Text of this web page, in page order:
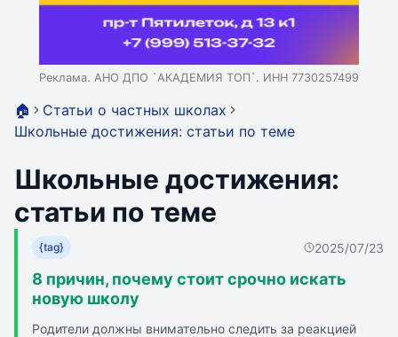
Реклама. АНО ДПО `АКАДЕМИЯ ТОП`. ИНН 7730257499
🏠
Статьи о частных школах
Школьные достижения: статьи по теме
Школьные достижения:
статьи по теме
{tag} 2025/07/23
8 причин, почему стоит срочно искать
новую школу
Родители должны внимательно следить за реакцией